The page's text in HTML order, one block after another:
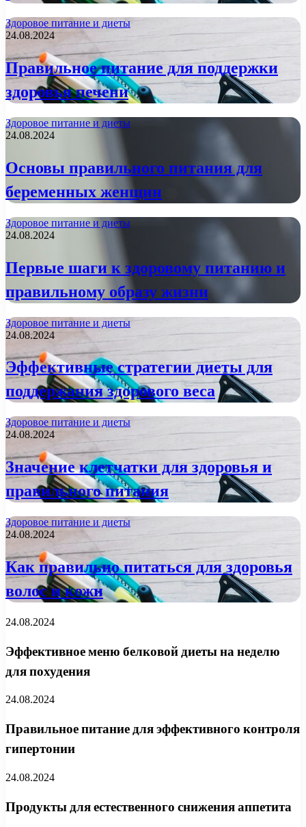
Здоровое питание и диеты
24.08.2024
Правильное питание для поддержки
здоровья печени
Здоровое питание и диеты
24.08.2024
Основы правильного питания для
беременных женщин
Здоровое питание и диеты
24.08.2024
Первые шаги к здоровому питанию и
правильному образу жизни
Здоровое питание и диеты
24.08.2024
Эффективные стратегии диеты для
поддержания здорового веса
Здоровое питание и диеты
24.08.2024
Значение клетчатки для здоровья и
правильного питания
Здоровое питание и диеты
24.08.2024
Как правильно питаться для здоровья
волос и кожи
24.08.2024
Эффективное меню белковой диеты на неделю
для похудения
24.08.2024
Правильное питание для эффективного контроля
гипертонии
24.08.2024
Продукты для естественного снижения аппетита